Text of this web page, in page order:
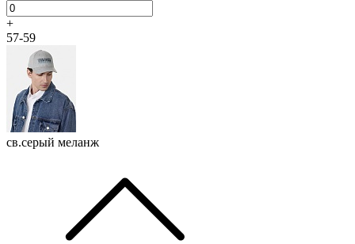
+
57-59
св.серый меланж